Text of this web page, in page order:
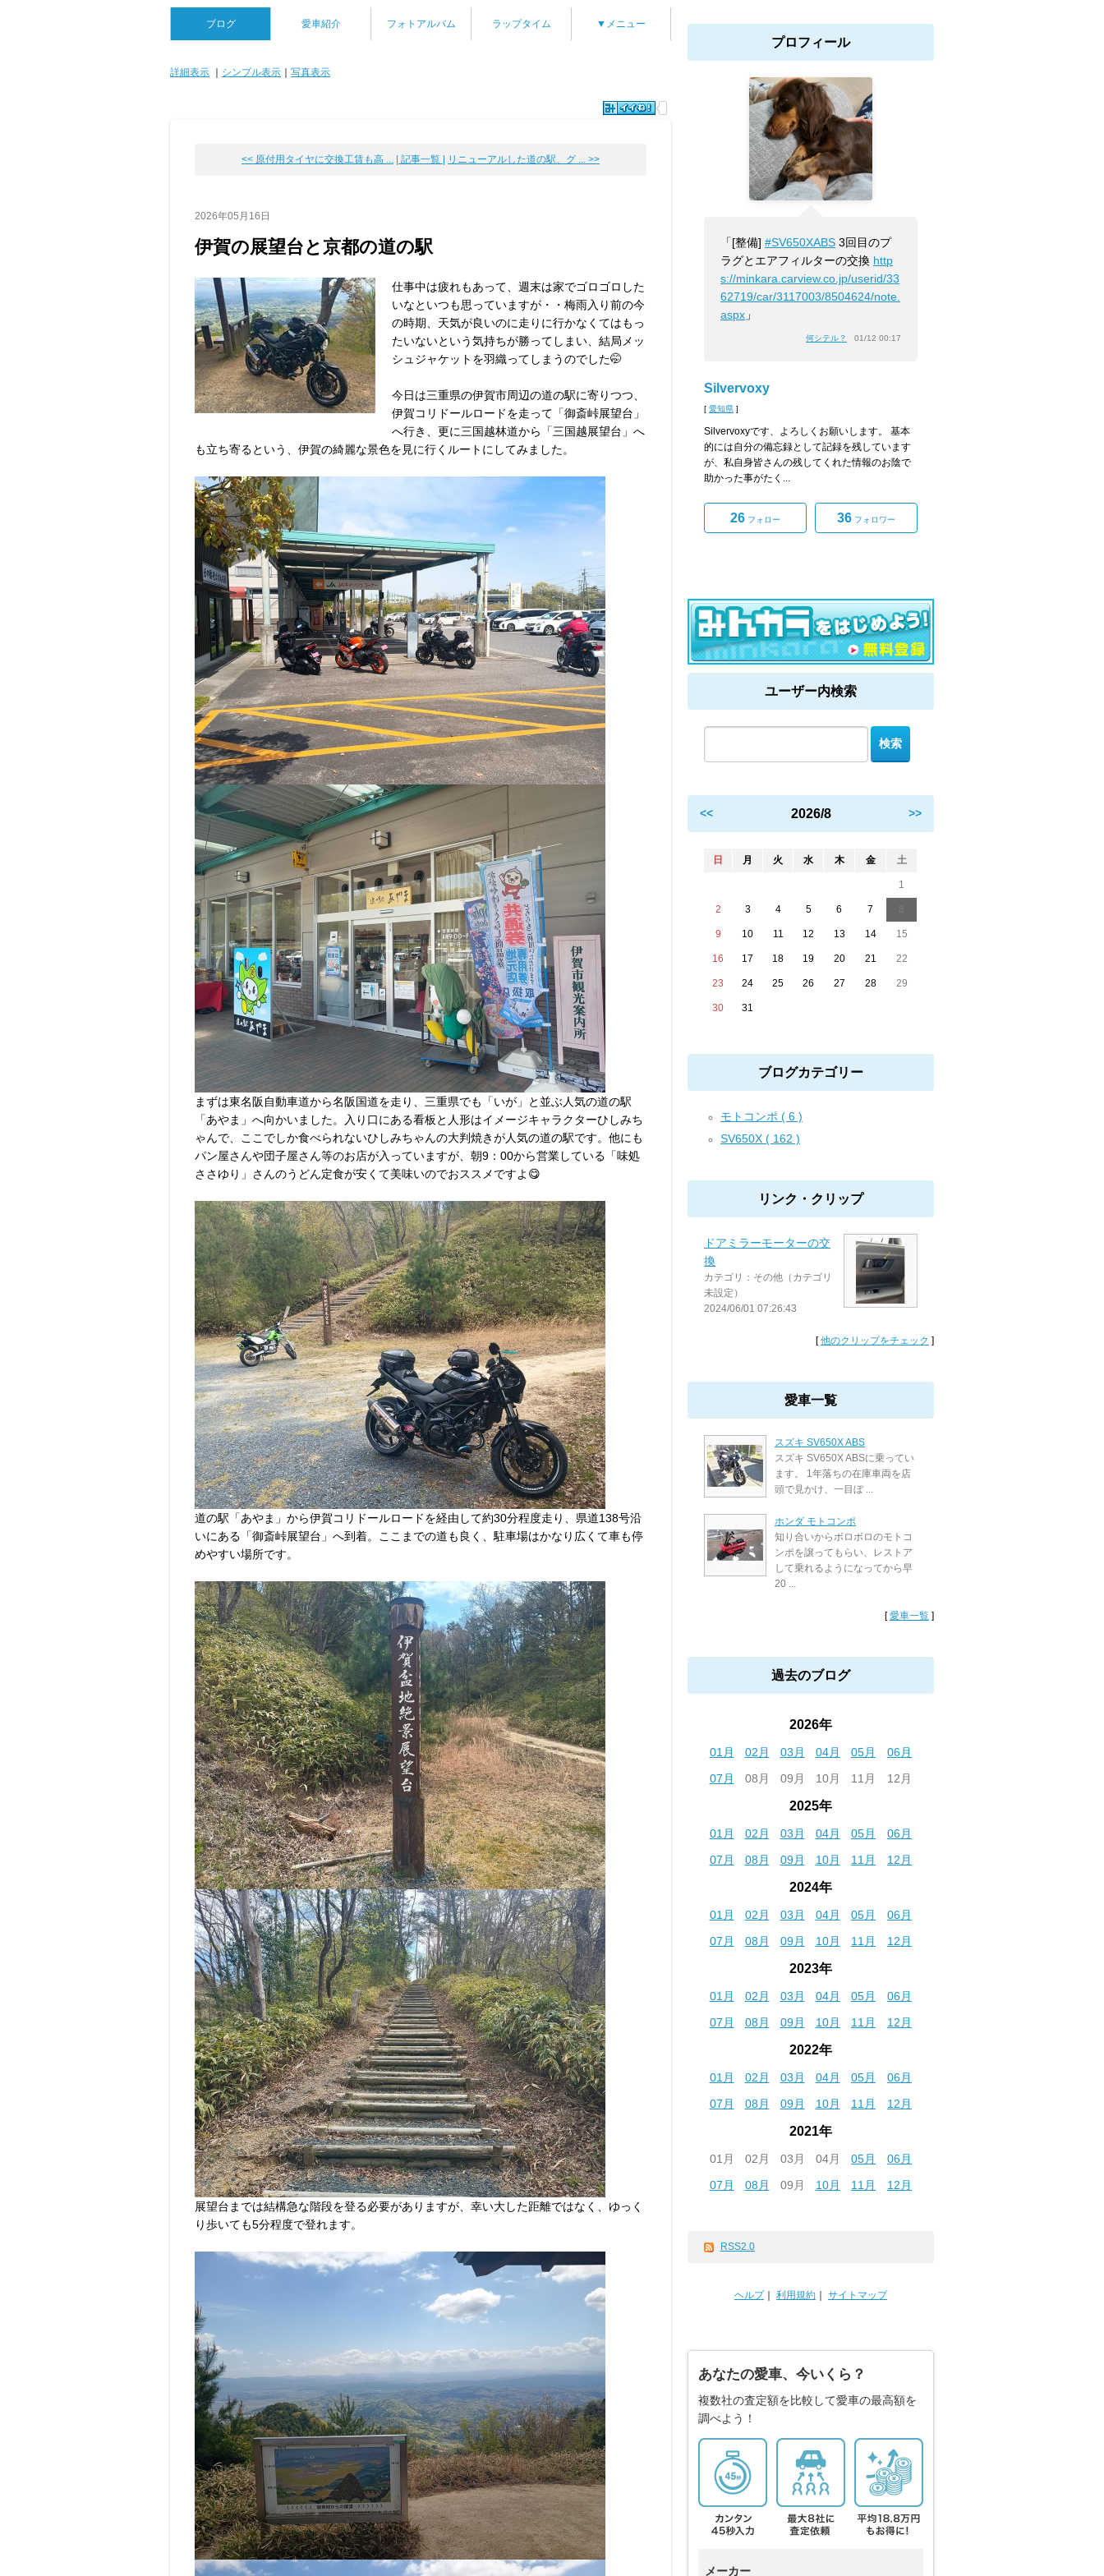
ブログ 愛車紹介 フォトアルバム ラップタイム ▼メニュー
詳細表示 シンプル表示 写真表示
<< 原付用タイヤに交換工賃も高 ... | 記事一覧 | リニューアルした道の駅、グ ... >>
2026年05月16日
伊賀の展望台と京都の道の駅
仕事中は疲れもあって、週末は家でゴロゴロした
いなといつも思っていますが・・梅雨入り前の今
の時期、天気が良いのに走りに行かなくてはもっ
たいないという気持ちが勝ってしまい、結局メッ
シュジャケットを羽織ってしまうのでした🤭
今日は三重県の伊賀市周辺の道の駅に寄りつつ、
伊賀コリドールロードを走って「御斎峠展望台」
へ行き、更に三国越林道から「三国越展望台」へ
も立ち寄るという、伊賀の綺麗な景色を見に行くルートにしてみました。
まずは東名阪自動車道から名阪国道を走り、三重県でも「いが」と並ぶ人気の道の駅
「あやま」へ向かいました。入り口にある看板と人形はイメージキャラクターひしみち
ゃんで、ここでしか食べられないひしみちゃんの大判焼きが人気の道の駅です。他にも
パン屋さんや団子屋さん等のお店が入っていますが、朝9：00から営業している「味処
ささゆり」さんのうどん定食が安くて美味いのでおススメですよ😋
道の駅「あやま」から伊賀コリドールロードを経由して約30分程度走り、県道138号沿
いにある「御斎峠展望台」へ到着。ここまでの道も良く、駐車場はかなり広くて車も停
めやすい場所です。
展望台までは結構急な階段を登る必要がありますが、幸い大した距離ではなく、ゆっく
り歩いても5分程度で登れます。
プロフィール
「[整備] #SV650XABS 3回目のプ
ラグとエアフィルターの交換 http
s://minkara.carview.co.jp/userid/33
62719/car/3117003/8504624/note.
aspx 」
何シテル？ 01/12 00:17
Silvervoxy
[ 愛知県 ]
Silvervoxyです、よろしくお願いします。 基本
的には自分の備忘録として記録を残しています
が、私自身皆さんの残してくれた情報のお陰で
助かった事がたく...
26 フォロー 36 フォロワー
ユーザー内検索
<< 2026/8 >>
日 月 火 水 木 金 土
1
2 3 4 5 6 7
9 10 11 12 13 14 15
16 17 18 19 20 21 22
23 24 25 26 27 28 29
30 31
ブログカテゴリー
モトコンポ ( 6 )
SV650X ( 162 )
リンク・クリップ
ドアミラーモーターの交
換
カテゴリ：その他（カテゴリ
未設定）
2024/06/01 07:26:43
[他のクリップをチェック ]
愛車一覧
スズキ SV650X ABS
スズキ SV650X ABSに乗ってい
ます。 1年落ちの在庫車両を店
頭で見かけ、一目ぼ ...
ホンダ モトコンポ
知り合いからボロボロのモトコ
ンポを譲ってもらい、レストア
して乗れるようになってから早
20 ...
[愛車一覧 ]
過去のブログ
2026年
01月 02月 03月 04月 05月
06月
07月
08月 09月 10月 11月 12月
2025年
01月 02月 03月 04月 05月
06月
07月
08月 09月 10月 11月 12月
2024年
01月 02月 03月 04月 05月
06月
07月
08月 09月 10月 11月 12月
2023年
01月 02月 03月 04月 05月
06月
07月
08月 09月 10月 11月 12月
2022年
01月 02月 03月 04月 05月
06月
07月
08月 09月 10月 11月 12月
2021年
01月 02月 03月 04月 05月
06月
07月
08月 09月 10月 11月 12月
RSS2.0
ヘルプ｜ 利用規約 サイトマップ
あなたの愛車、今いくら？
複数社の査定額を比較して愛車の最高額を
調べよう！
メーカー